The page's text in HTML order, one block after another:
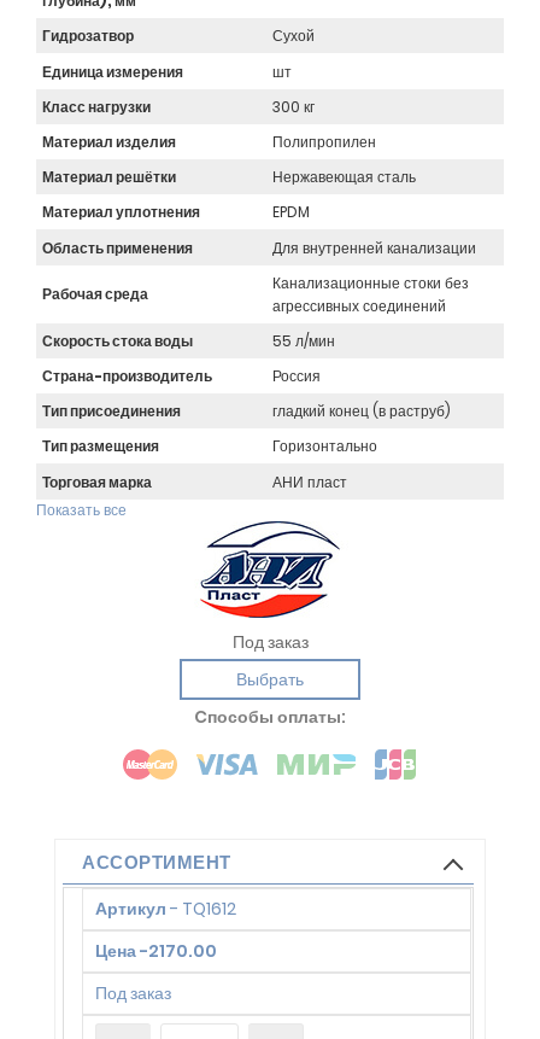
Гидрозатвор
Сухой
Единица измерения
шт
Класс нагрузки
300 кг
Материал изделия
Полипропилен
Материал решётки
Нержавеющая сталь
Материал уплотнения
EPDM
Область применения
Для внутренней канализации
Рабочая среда
Канализационные стоки без
агрессивных соединений
Скорость стока воды
55 л/мин
Страна-производитель
Россия
Тип присоединения
гладкий конец (в раструб)
Тип размещения
Горизонтально
Торговая марка
АНИ пласт
Показать все
Под заказ
Выбрать
Cпособы оплаты:
АССОРТИМЕНТ
Артикул - TQ1612
Цена-2170.00
Под заказ